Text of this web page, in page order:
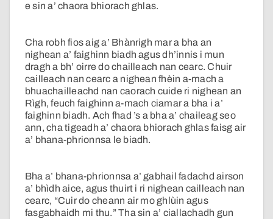
e sin a’ chaora bhiorach ghlas.
Cha robh fios aig a’ Bhànrigh mar a bha an
nighean a’ faighinn biadh agus dh’innis i mun
dragh a bh’ oirre do chailleach nan cearc. Chuir
cailleach nan cearc a nighean fhèin a-mach a
bhuachailleachd nan caorach cuide ri nighean an
Rìgh, feuch faighinn a-mach ciamar a bha i a’
faighinn biadh. Ach fhad ’s a bha a’ chaileag seo
ann, cha tigeadh a’ chaora bhiorach ghlas faisg air
a’ bhana-phrionnsa le biadh.
Bha a’ bhana-phrionnsa a’ gabhail fadachd airson
a’ bhìdh aice, agus thuirt i ri nighean cailleach nan
cearc, “Cuir do cheann air mo ghlùin agus
fasgabhaidh mi thu.” Tha sin a’ ciallachadh gun